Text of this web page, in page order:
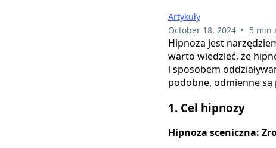
Artykuły
October 18, 2024 • 5 min
Hipnoza jest
warto wiedzieć, że
i sposobem
podobne, odmienne
1. Cel hipnozy
Hipnoza sceniczna: